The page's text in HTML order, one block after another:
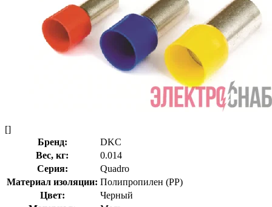
[]
Бренд:
DKC
Вес, кг:
0.014
Серия:
Quadro
Материал изоляции: Полипропилен (PP)
Цвет:
Черный